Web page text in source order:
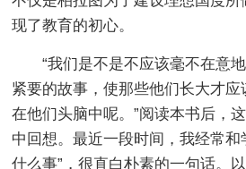
现了教育的初心。
“我们是不是不应该毫不在意
紧要的故事，使那些他们长大才
在他们头脑中呢。”阅读本书后，
中回想。最近一段时间，我经常和
什么事”，很直白朴素的一句话。